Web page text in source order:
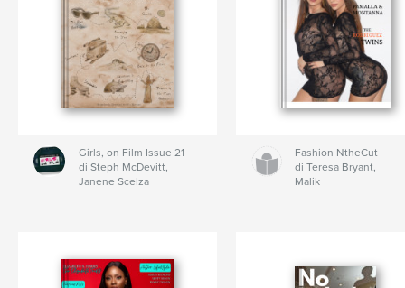
Girls, on Film Issue 21
di Steph McDevitt,
Janene Scelza
Fashion NtheCut
di Teresa Bryant,
Malik